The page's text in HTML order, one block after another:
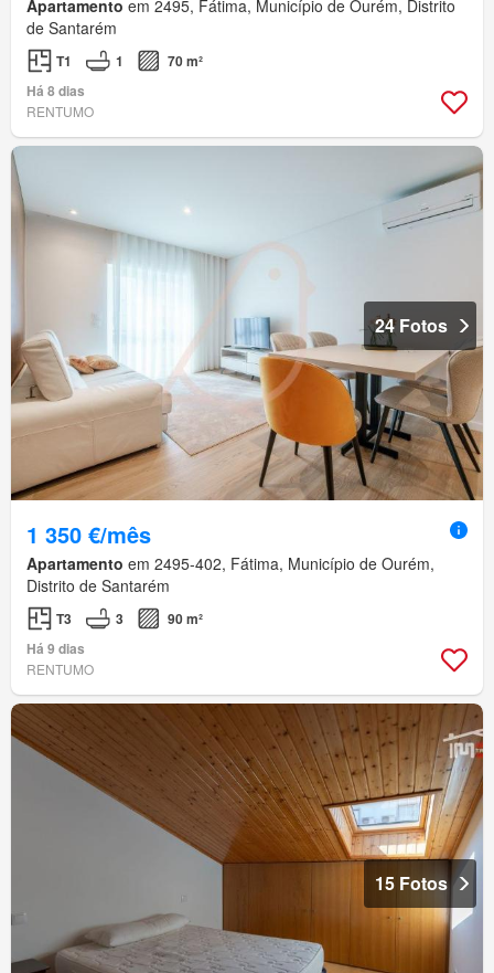
Apartamento em 2495, Fátima, Município de Ourém, Distrito
de Santarém
T1 1
70 m²
Há 8 dias
RENTUMO
24 Fotos
1 350 €/mês
Apartamento em 2495-402, Fátima, Município de Ourém,
Distrito de Santarém
T3 3
90 m²
Há 9 dias
RENTUMO
15 Fotos